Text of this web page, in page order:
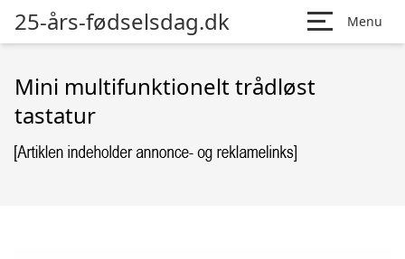
25-års-fødselsdag.dk Menu
Mini multifunktionelt trådløst
tastatur